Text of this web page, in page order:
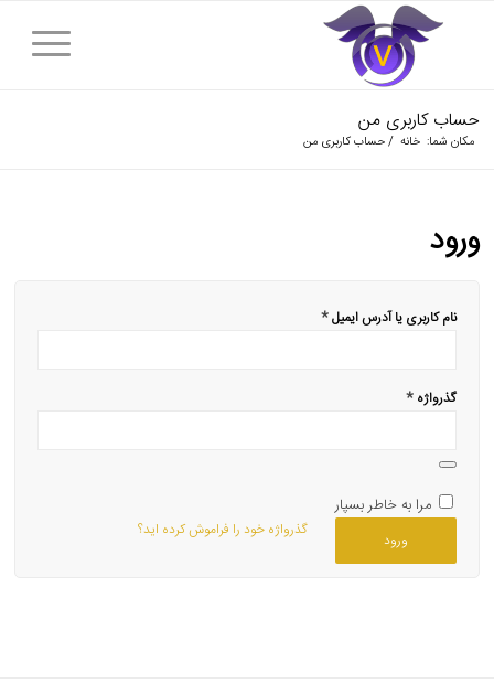
حساب کاربری من
مکان شما: خانه /حساب کاربری من
ورود
نام کاربری یا آدرس ایمیل*
گذرواژه*
مرا به خاطر بسپار
ورود گذرواژه خود را فراموش کرده اید؟